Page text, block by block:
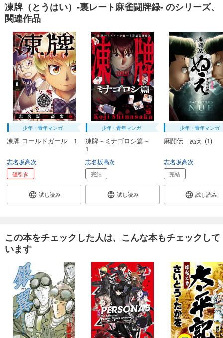
凍牌（とうはい）-裏レート麻雀闘牌録- のシリーズ、
関連作品
少年・青年マンガ
凍牌 コールドガール 1
志名坂高次
値引き
試し読み
少年・青年マンガ
凍牌～ミナゴロシ篇～
1
志名坂高次
完結
試し読み
少年・青年マンガ
麻闘伝 ぬえ (1)
志名坂高次
完結
試し読み
この本をチェックした人は、こんな本もチェックして
います